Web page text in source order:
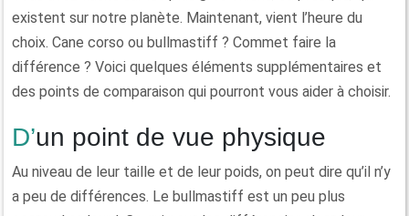
existent sur notre planète. Maintenant, vient l’heure du
choix. Cane corso ou bullmastiff ? Commet faire la
différence ? Voici quelques éléments supplémentaires et
des points de comparaison qui pourront vous aider à choisir.
D’un point de vue physique
Au niveau de leur taille et de leur poids, on peut dire qu’il n’y
a peu de différences. Le bullmastiff est un peu plus